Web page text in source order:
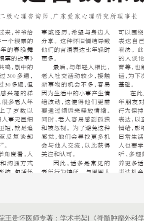
王贵怀医师专著：学术书架|《脊髓肿瘤外科